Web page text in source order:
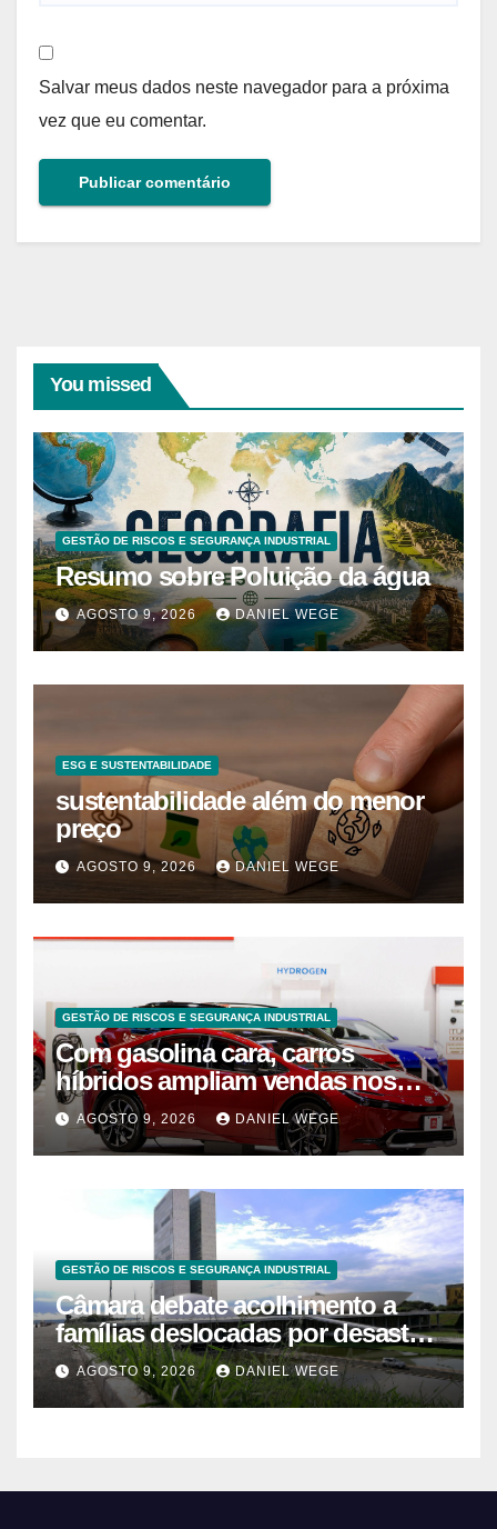
Salvar meus dados neste navegador para a próxima
vez que eu comentar.
You missed
GESTÃO DE RISCOS E SEGURANÇA INDUSTRIAL
Resumo sobre Poluição da água
AGOSTO 9, 2026 DANIEL WEGE
ESG E SUSTENTABILIDADE
sustentabilidade além do menor
preço
AGOSTO 9, 2026 DANIEL WEGE
GESTÃO DE RISCOS E SEGURANÇA INDUSTRIAL
Com gasolina cara, carros
híbridos ampliam vendas nos
EUA – 09/08/2026 – Economia
AGOSTO 9, 2026 DANIEL WEGE
GESTÃO DE RISCOS E SEGURANÇA INDUSTRIAL
Câmara debate acolhimento a
famílias deslocadas por desastre
climático
AGOSTO 9, 2026 DANIEL WEGE